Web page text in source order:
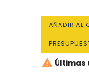
AÑADIR AL
 Últimas